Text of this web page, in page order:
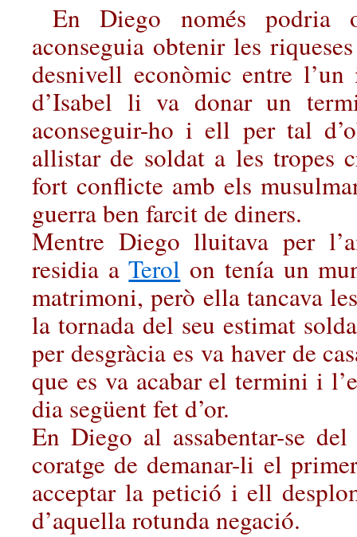
En Diego només podria
aconseguia obtenir les
desnivell econòmic entre
d’Isabel li va donar un
aconseguir-ho i ell per tal
allistar de soldat a les tropes
fort conflicte amb els
guerra ben farcit de diners.
Mentre Diego lluitava per
residia aTerol on tenía un
matrimoni, però ella tancava
la tornada del seu estimat
per desgràcia es va haver de
que es va acabar el termini i
dia següent fet d’or.
En Diego al assabentar-se
coratge de demanar-li el
acceptar la petició i ell
d’aquella rotunda negació.